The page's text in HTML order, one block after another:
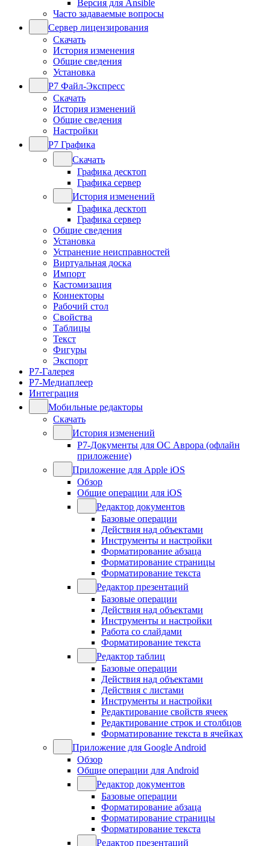
Версия для Ansible
Часто задаваемые вопросы
Сервер лицензирования
Скачать
История изменения
Общие сведения
Установка
Р7 Файл-Экспресс
Скачать
История изменений
Общие сведения
Настройки
Р7 Графика
Скачать
Графика десктоп
Графика сервер
История изменений
Графика десктоп
Графика сервер
Общие сведения
Установка
Устранение неисправностей
Виртуальная доска
Импорт
Кастомизация
Коннекторы
Рабочий стол
Свойства
Таблицы
Текст
Фигуры
Экспорт
Р7-Галерея
Р7-Медиаплеер
Интеграция
Мобильные редакторы
Скачать
История изменений
Р7-Документы для ОС Аврора (офлайн
приложение)
Приложение для Apple iOS
Обзор
Общие операции для iOS
Редактор документов
Базовые операции
Действия над объектами
Инструменты и настройки
Форматирование абзаца
Форматирование страницы
Форматирование текста
Редактор презентаций
Базовые операции
Действия над объектами
Инструменты и настройки
Работа со слайдами
Форматирование текста
Редактор таблиц
Базовые операции
Действия над объектами
Действия с листами
Инструменты и настройки
Редактирование свойств ячеек
Редактирование строк и столбцов
Форматирование текста в ячейках
Приложение для Google Android
Обзор
Общие операции для Android
Редактор документов
Базовые операции
Форматирование абзаца
Форматирование страницы
Форматирование текста
Редактор презентаций